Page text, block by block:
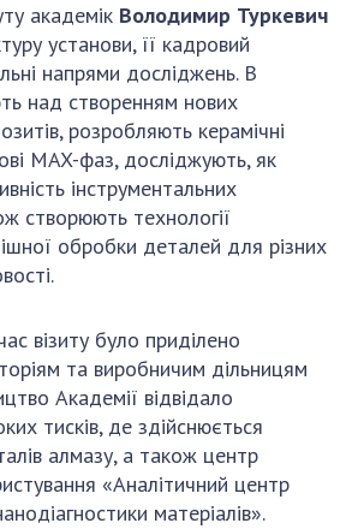
УКРАЇНИ
академік Володимир Туркевич
установи, її кадровий
напрями досліджень. В
над створенням нових
розробляють керамічні
MAX-фаз, досліджують, як
інструментальних
створюють технології
обробки деталей для різних
візиту було приділено
та виробничим дільницям
Академії відвідало
тисків, де здійснюється
алмазу, а також центр
«Аналітичний центр
матеріалів».